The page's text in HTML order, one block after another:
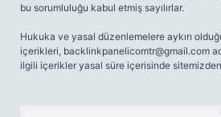
bu sorumluluğu kabul etmiş sayılırlar.
Hukuka ve yasal düzenlemelere aykırı
içerikleri, backlinkpanelicomtr@gmail.com
ilgili içerikler yasal süre içerisinde sitemizden